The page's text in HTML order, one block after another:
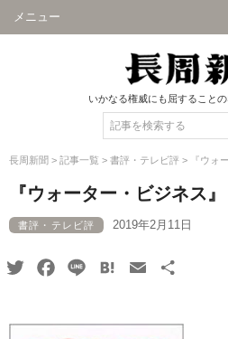
メニュー
いかなる権威にも屈すること
長周新聞 > 記事一覧 > 書評・テレビ評 > 『ウォ
『ウォーター・ビジネス
書評・テレビ評 2019年2月11日
TwitterFacebook
Line HatenaEmail